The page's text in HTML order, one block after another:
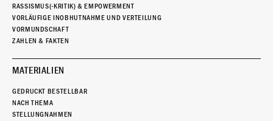
RASSISMUS(-KRITIK) & EMPOWERMENT
VORLÄUFIGE INOBHUTNAHME UND VERTEILUNG
VORMUNDSCHAFT
ZAHLEN & FAKTEN
MATERIALIEN
GEDRUCKT BESTELLBAR
NACH THEMA
STELLUNGNAHMEN